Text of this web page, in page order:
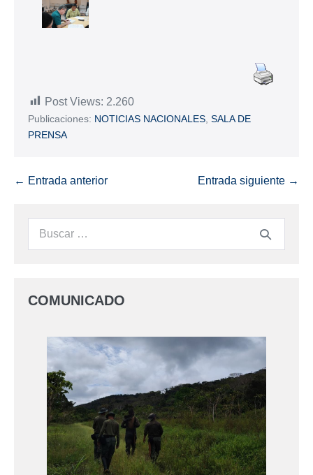
Post Views: 2.260
Publicaciones: NOTICIAS NACIONALES SALA DE
PRENSA
← Entrada anterior Entrada siguiente →
COMUNICADO